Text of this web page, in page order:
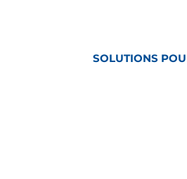
SOLUTIONS